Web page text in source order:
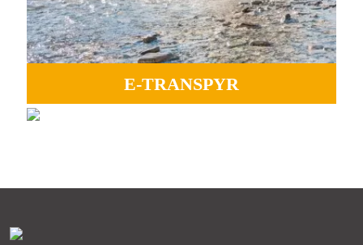
E-TRANSPYR
Idéal pour profiter de tous les paysages, de la camaraderie
PLUS D'INFORMATIONS
GRAVEL